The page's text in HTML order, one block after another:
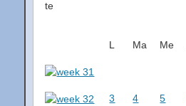
L Ma Me
3 4 5